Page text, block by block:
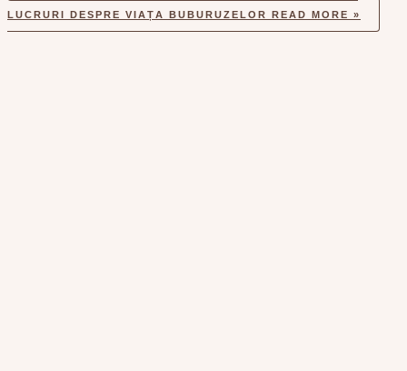
LUCRURI DESPRE VIAȚA BUBURUZELOR READ MORE »